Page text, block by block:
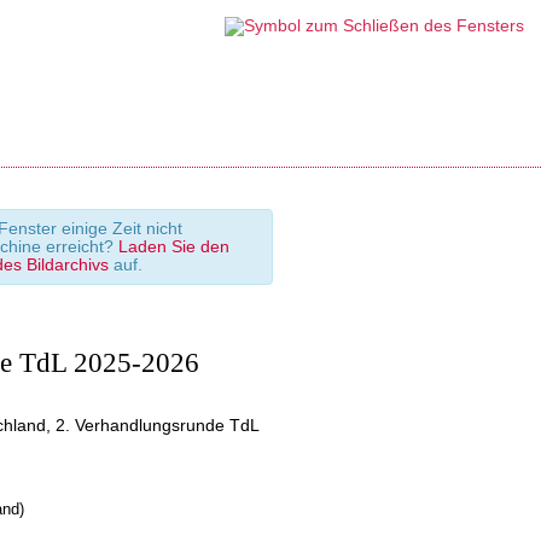
einige Zeit nicht
erreicht? Laden Sie den
Bildarchivs auf.
TdL 2025-2026
2. Verhandlungsrunde TdL